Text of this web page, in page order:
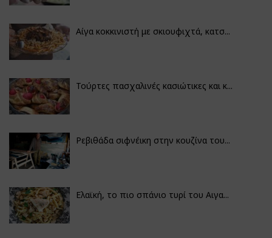
Αίγα κοκκινιστή με σκιουφιχτά, κατσ...
Τούρτες πασχαλινές κασιώτικες και κ...
Ρεβιθάδα σιφνέικη στην κουζίνα του...
Ελαϊκή, το πιο σπάνιο τυρί του Αιγα...